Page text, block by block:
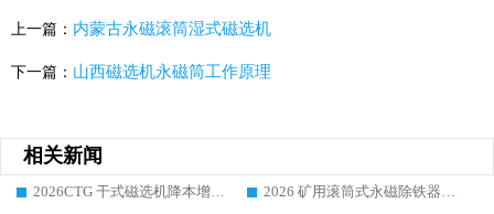
上一篇： 内蒙古永磁滚筒湿式磁选机
下一篇： 山西磁选机永磁筒工作原理
相关新闻
2026CTG 干式磁选机降本增效选购指南 选矿行业口碑稳定专业生产强者盘点
2026 矿用滚筒式永磁除铁器厂家榜单 行业实力派源头厂商选购干货指南